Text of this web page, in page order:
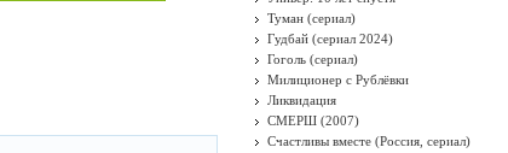
Туман (сериал)
Гудбай (сериал 2024)
Гоголь (сериал)
Милиционер с Рублёвки
Ликвидация
СМЕРШ (2007)
Счастливы вместе (Россия, сериал)